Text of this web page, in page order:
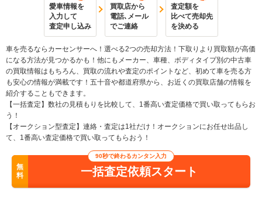
愛車情報を
入力して
査定申し込み
買取店から
電話､メール
でご連絡
査定額を
比べて売却先
を決める
車を売るならカーセンサーへ！選べる2つの売却方法！下取りより買取額が高価
になる方法が見つかるかも！他にもメーカー、車種、ボディタイプ別の中古車
の買取情報はもちろん、買取の流れや査定のポイントなど、初めて車を売る方
も安心の情報が満載です！五十音や都道府県から、お近くの買取店舗の情報を
紹介することもできます。
【一括査定】数社の見積もりを比較して、1番高い査定価格で買い取ってもらお
う！
【オークション型査定】連絡・査定は1社だけ！オークションにお任せ出品し
て、1番高い査定価格で買い取ってもらおう！
無
料
90秒で終わるカンタン入力
一括査定依頼スタート